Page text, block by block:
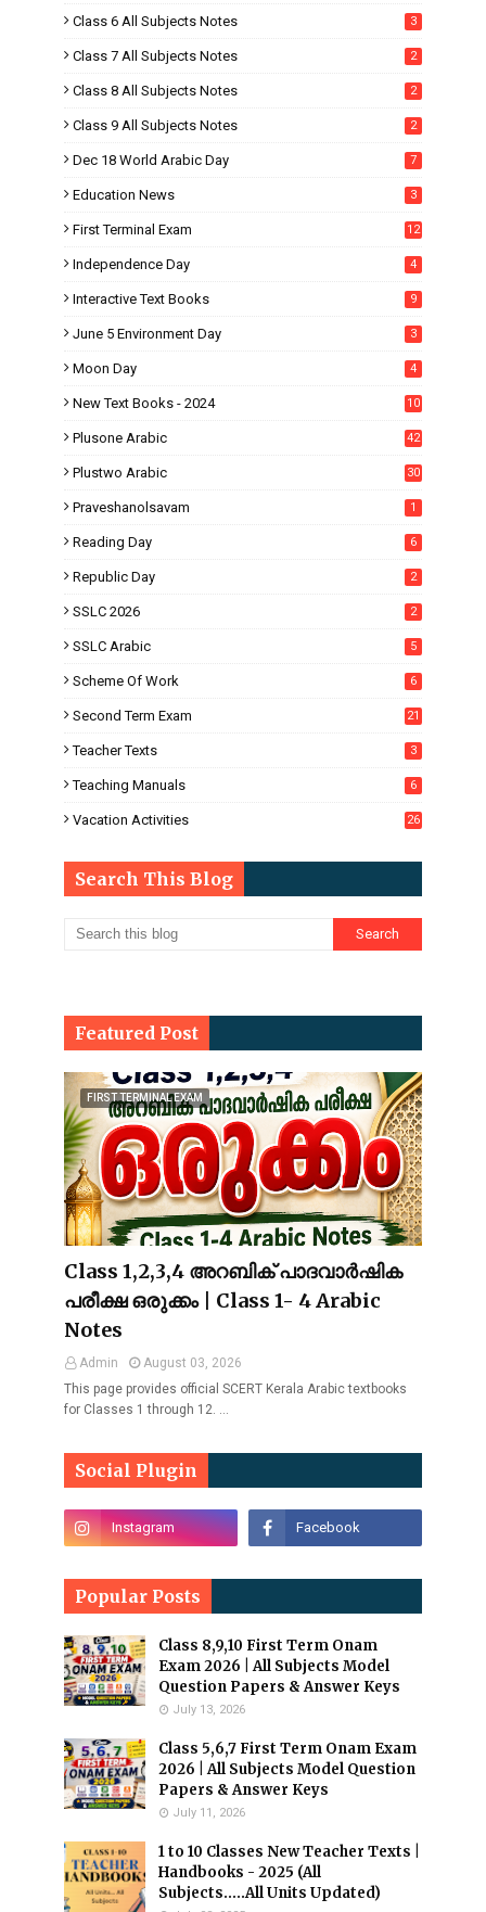
Class 6 All Subjects Notes 3
Class 7 All Subjects Notes 2
Class 8 All Subjects Notes 2
Class 9 All Subjects Notes 2
Dec 18 World Arabic Day 7
Education News 3
First Terminal Exam 12
Independence Day 4
Interactive Text Books 9
June 5 Environment Day 3
Moon Day 4
New Text Books - 2024 10
Plusone Arabic 42
Plustwo Arabic 30
Praveshanolsavam 1
Reading Day 6
Republic Day 2
SSLC 2026 2
SSLC Arabic 5
Scheme Of Work 6
Second Term Exam 21
Teacher Texts 3
Teaching Manuals 6
Vacation Activities 26
Search This Blog
Featured Post
FIRST TERMINAL EXAM
Class 1,2,3,4 അറബിക് പാദവാർഷിക
പരീക്ഷ ഒരുക്കം | Class 1- 4 Arabic
Notes
Admin
August 03, 2026
This page provides official SCERT Kerala Arabic textbooks
for Classes 1 through 12. …
Social Plugin
Popular Posts
Class 8,9,10 First Term Onam
Exam 2026 | All Subjects Model
Question Papers & Answer Keys
July 13, 2026
Class 5,6,7 First Term Onam Exam
2026 | All Subjects Model Question
Papers & Answer Keys
July 11, 2026
1 to 10 Classes New Teacher Texts |
Handbooks - 2025 (All
Subjects.....All Units Updated)